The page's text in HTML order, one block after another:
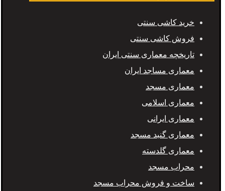
خرید کاشی سنتی
فروش کاشی سنتی
تاریخچه معماری سنتی ایران
معماری مساجد ایران
معماری مسجد
معماری اسلامی
معماری ایرانی
معماری گنبد مسجد
معماری گلدسته
محراب مسجد
ساخت و فروش محراب مسجد